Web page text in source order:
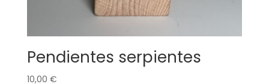
Pendientes serpientes
10,00 €